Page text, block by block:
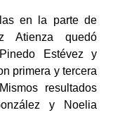
en la parte de
Atienza quedó
Estévez y
primera y tercera
resultados
y Noelia